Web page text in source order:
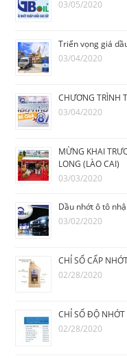
03/05/2020
Triển vọng giá
03/04/2020
CHƯƠNG TRÌNH
03/04/2020
MỪNG KHAI
LONG (LÀO CAI)
03/03/2020
Dầu nhớt ô tô
03/02/2020
CHỈ SỐ CẤP
02/28/2020
CHỈ SỐ ĐỘ NHỚT
02/28/2020